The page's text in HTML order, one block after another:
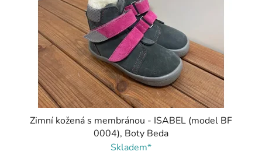
Zimní kožená s membránou - ISABEL (model BF
0004), Boty Beda
Skladem*